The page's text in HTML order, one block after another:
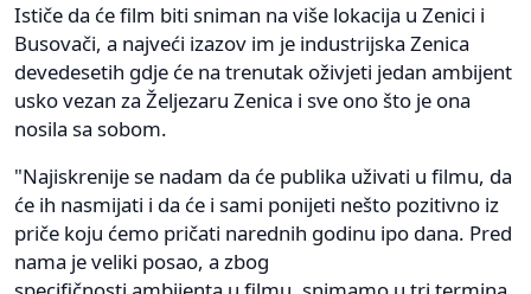
Ističe da će film biti sniman na više lokacija u Zenici i
Busovači, a najveći izazov im je industrijska Zenica
devedesetih gdje će na trenutak oživjeti jedan ambijent
usko vezan za Željezaru Zenica i sve ono što je ona
nosila sa sobom.
"Najiskrenije se nadam da će publika uživati u filmu, da
će ih nasmijati i da će i sami ponijeti nešto pozitivno iz
priče koju ćemo pričati narednih godinu ipo dana. Pred
nama je veliki posao, a zbog